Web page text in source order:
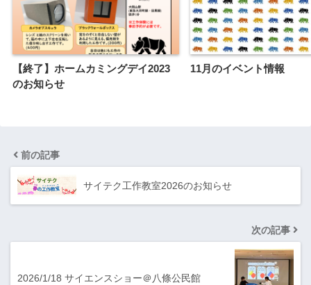
【終了】ホームカミングデイ2023
のお知らせ
11月のイベント情報
前の記事
サイテク工作教室2026のお知らせ
次の記事
2026/1/18 サイエンスショー＠八條公民館